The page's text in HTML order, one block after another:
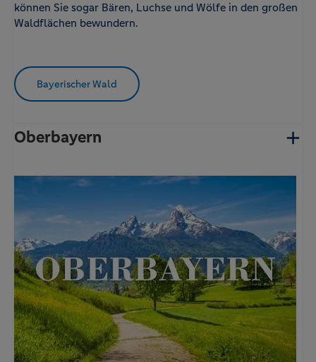
können Sie sogar Bären, Luchse und Wölfe in den großen
Waldflächen bewundern.
Bayerischer Wald
Oberbayern